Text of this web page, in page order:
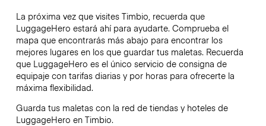
La próxima vez que visites Timbio, recuerda que
LuggageHero estará ahí para ayudarte. Comprueba el
mapa que encontrarás más abajo para encontrar los
mejores lugares en los que guardar tus maletas. Recuerda
que LuggageHero es el único servicio de consigna de
equipaje con tarifas diarias y por horas para ofrecerte la
máxima flexibilidad.
Guarda tus maletas con la red de tiendas y hoteles de
LuggageHero en Timbio.